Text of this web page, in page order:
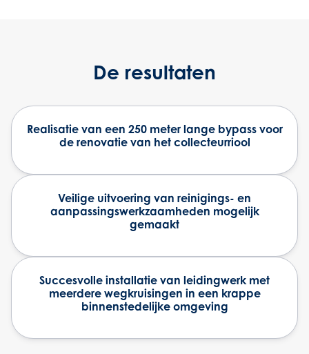
De resultaten
Realisatie van een 250 meter lange bypass voor
de renovatie van het collecteurriool
Veilige uitvoering van reinigings- en
aanpassingswerkzaamheden mogelijk
gemaakt
Succesvolle installatie van leidingwerk met
meerdere wegkruisingen in een krappe
binnenstedelijke omgeving